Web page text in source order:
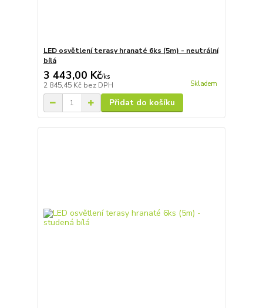
LED osvětlení terasy hranaté 6ks (5m) - neutrální
bílá
3 443,00 Kč/ks
2 845,45 Kč bez DPH Skladem
Přidat do košíku